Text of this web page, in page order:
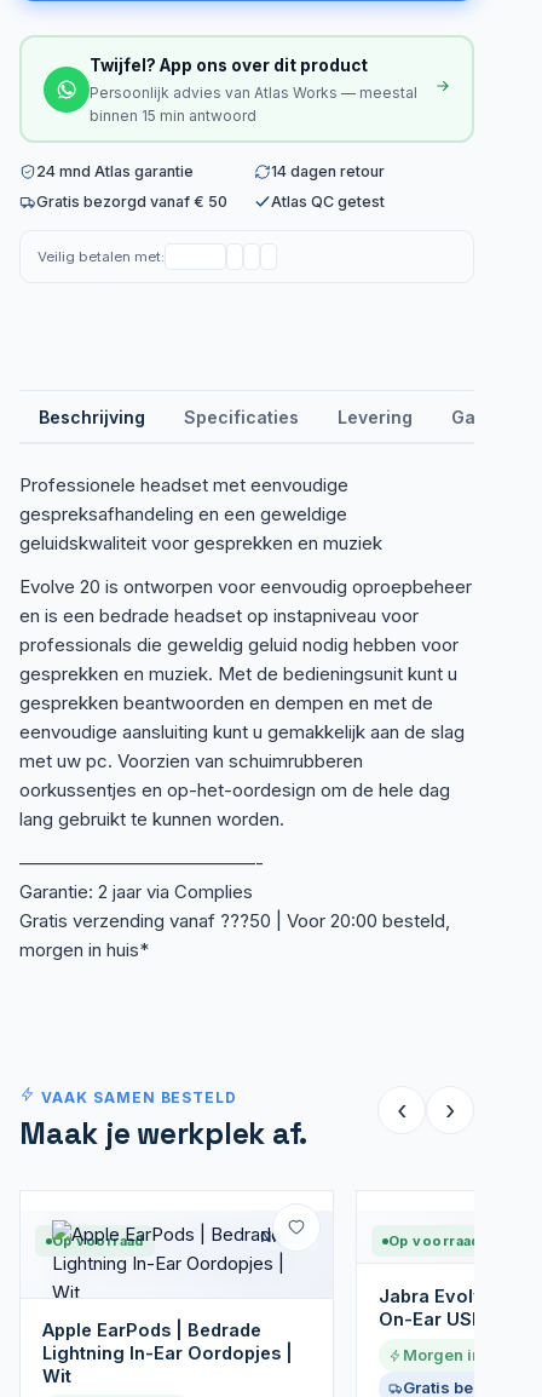
Twijfel? App ons over dit product
Persoonlijk advies van Atlas Works — meestal
binnen 15 min antwoord
24 mnd Atlas garantie
14 dagen retour
Gratis bezorgd vanaf € 50
Atlas QC getest
Veilig betalen met:
Beschrijving Specificaties Levering Garantie
Professionele headset met eenvoudige
gespreksafhandeling en een geweldige
geluidskwaliteit voor gesprekken en muziek
Evolve 20 is ontworpen voor eenvoudig oproepbeheer
en is een bedrade headset op instapniveau voor
professionals die geweldig geluid nodig hebben voor
gesprekken en muziek. Met de bedieningsunit kunt u
gesprekken beantwoorden en dempen en met de
eenvoudige aansluiting kunt u gemakkelijk aan de slag
met uw pc. Voorzien van schuimrubberen
oorkussentjes en op-het-oordesign om de hele dag
lang gebruikt te kunnen worden.
—————————————-
Garantie: 2 jaar via Complies
Gratis verzending vanaf ???50 | Voor 20:00 besteld,
morgen in huis*
VAAK SAMEN BESTELD
Maak je werkplek af.
‹ ›
Op voorraad Nieuw
Apple EarPods | Bedrade
Lightning In-Ear Oordopjes |
Wit
Op voorraad
Jabra Evolve 20
On-Ear USB
Morgen in huis
Gratis bezorgd